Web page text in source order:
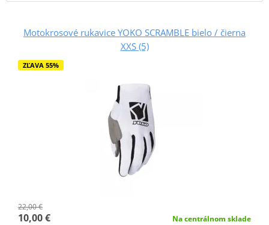
Motokrosové rukavice YOKO SCRAMBLE bielo / čierna
XXS (5)
ZĽAVA 55%
22,00 €
10,00 € Na centrálnom sklade